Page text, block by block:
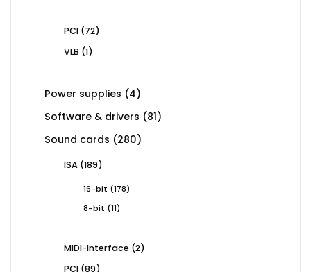
PCI 7272
VLB 11
Power supplies 44
products
Software & drivers 8181
Sound cards 280280
ISA 189189
16-bit 178178
8-bit
1111
MIDI-Interface 22
PCI 8989